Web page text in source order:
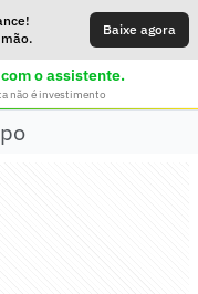
Baixe agora
o assistente.
não é investimento